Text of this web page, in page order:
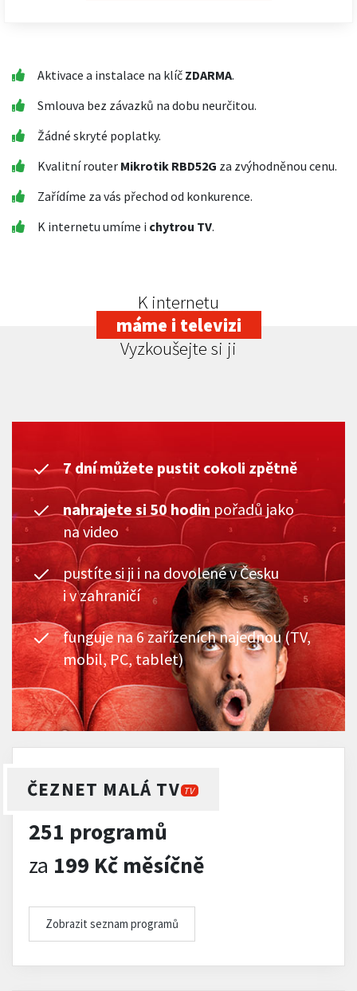
Aktivace a instalace na klíč ZDARMA.
Smlouva bez závazků na dobu neurčitou.
Žádné skryté poplatky.
Kvalitní router Mikrotik RBD52G za zvýhodněnou cenu.
Zařídíme za vás přechod od konkurence.
K internetu umíme i chytrou TV.
K internetu
máme i televizi
Vyzkoušejte si ji
7 dní můžete pustit cokoli zpětně
nahrajete si 50 hodin pořadů jako
na video
pustíte si ji i na dovolené v Česku
i v zahraničí
funguje na 6 zařízeních najednou (TV,
mobil, PC, tablet)
ČEZNET MALÁ TV TV
251 programů
za 199 Kč měsíčně
Zobrazit seznam programů